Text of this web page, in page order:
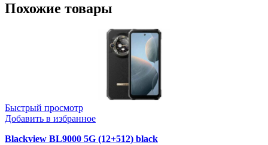
Похожие товары
Быстрый просмотр
Добавить в избранное
Blackview BL9000 5G (12+512) black